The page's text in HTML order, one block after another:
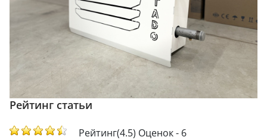
Рейтинг статьи
Рейтинг(4.5) Оценок - 6